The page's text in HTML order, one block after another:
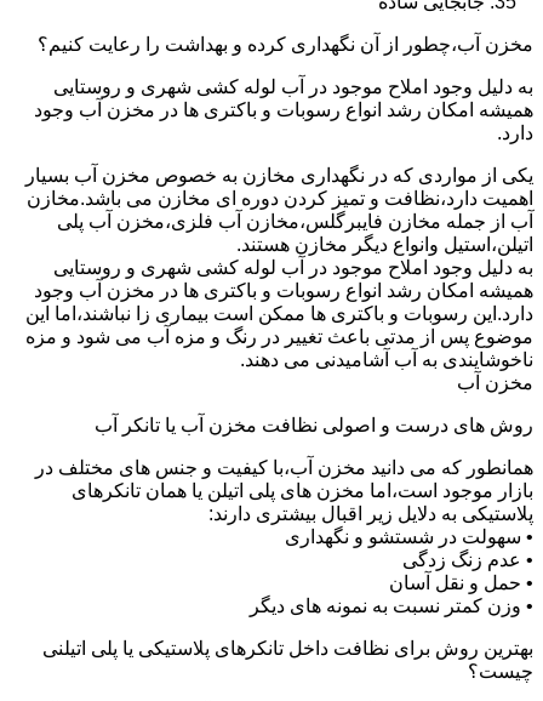
مخزن آب،چطور از آن نگهداری کرده و بهداشت را رعایت کنیم؟
به دلیل وجود املاح موجود در آب لوله کشی شهری و روستایی
همیشه امکان رشد انواع رسوبات و باکتری ها در مخزن آب وجود
دارد.
یکی از مواردی که در نگهداری مخازن به خصوص مخزن آب بسیار
اهمیت دارد،نظافت و تمیز کردن دوره ای مخازن می باشد.مخازن
آب از جمله مخازن فایبرگلس،مخازن آب فلزی،مخزن آب پلی
اتیلن،استیل وانواع دیگر مخازن هستند.
به دلیل وجود املاح موجود در آب لوله کشی شهری و روستایی
همیشه امکان رشد انواع رسوبات و باکتری ها در مخزن آب وجود
دارد.این رسوبات و باکتری ها ممکن است بیماری زا نباشند،اما این
موضوع پس از مدتی باعث تغییر در رنگ و مزه آب می شود و مزه
ناخوشایندی به آب آشامیدنی می دهند.
مخزن آب
روش های درست و اصولی نظافت مخزن آب یا تانکر آب
همانطور که می دانید مخزن آب،با کیفیت و جنس های مختلف در
بازار موجود است،اما مخزن های پلی اتیلن یا همان تانکرهای
پلاستیکی به دلایل زیر اقبال بیشتری دارند:
• سهولت در شستشو و نگهداری
• عدم زنگ زدگی
• حمل و نقل آسان
• وزن کمتر نسبت به نمونه های دیگر
بهترین روش برای نظافت داخل تانکرهای پلاستیکی یا پلی اتیلنی
چیست؟